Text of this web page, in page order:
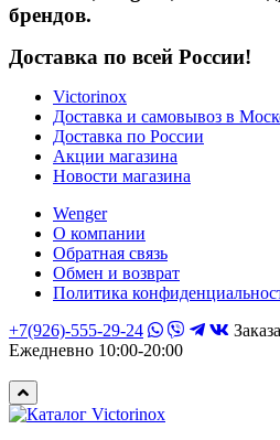
брендов.
Доставка по всей России!
Victorinox
Доставка и самовывоз в
Доставка по России
Акции магазина
Новости магазина
Wenger
О компании
Обратная связь
Обмен и возврат
Политика
+7(926)-555-29-24
Ежедневно 10:00-20:00